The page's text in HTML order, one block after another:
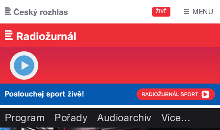
Přejít k hlavnímu obsahu
ŽIVĚ MENU
Program Pořady Audioarchiv Více…